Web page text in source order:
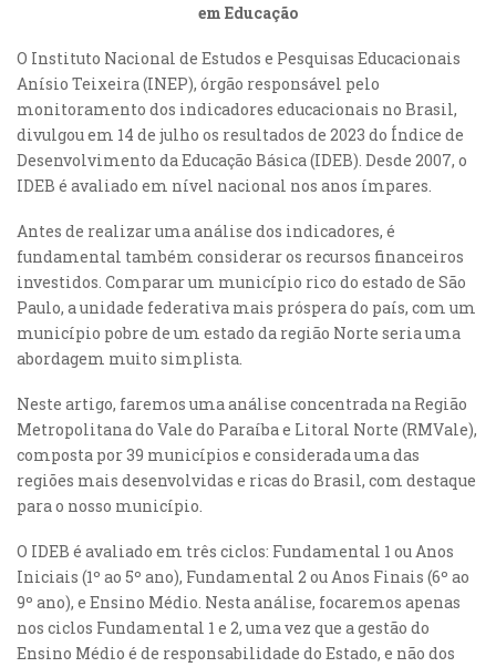
em Educação
O Instituto Nacional de Estudos e Pesquisas Educacionais
Anísio Teixeira (INEP), órgão responsável pelo
monitoramento dos indicadores educacionais no Brasil,
divulgou em 14 de julho os resultados de 2023 do Índice de
Desenvolvimento da Educação Básica (IDEB). Desde 2007, o
IDEB é avaliado em nível nacional nos anos ímpares.
Antes de realizar uma análise dos indicadores, é
fundamental também considerar os recursos financeiros
investidos. Comparar um município rico do estado de São
Paulo, a unidade federativa mais próspera do país, com um
município pobre de um estado da região Norte seria uma
abordagem muito simplista.
Neste artigo, faremos uma análise concentrada na Região
Metropolitana do Vale do Paraíba e Litoral Norte (RMVale),
composta por 39 municípios e considerada uma das
regiões mais desenvolvidas e ricas do Brasil, com destaque
para o nosso município.
O IDEB é avaliado em três ciclos: Fundamental 1 ou Anos
Iniciais (1º ao 5º ano), Fundamental 2 ou Anos Finais (6º ao
9º ano), e Ensino Médio. Nesta análise, focaremos apenas
nos ciclos Fundamental 1 e 2, uma vez que a gestão do
Ensino Médio é de responsabilidade do Estado, e não dos